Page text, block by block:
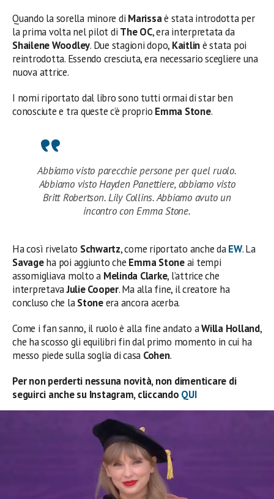
Quando la sorella minore di Marissaè stata introdotta per
la prima volta nel pilot di The OC, era interpretata da
Shailene Woodley. Due stagioni dopo, Kaitlinè stata poi
reintrodotta. Essendo cresciuta, era necessario scegliere una
nuova attrice.
I nomi riportato dal libro sono tutti ormai di star ben
conosciute e tra queste c’è proprio Emma Stone.
Abbiamo visto parecchie persone per quel ruolo.
Abbiamo visto Hayden Panettiere, abbiamo visto
Britt Robertson. Lily Collins. Abbiamo avuto un
incontro con Emma Stone.
Ha così rivelato Schwartz, come riportato anche daEW. La
Savageha poi aggiunto che Emma Stoneai tempi
assomigliava molto a Melinda Clarke, l’attrice che
interpretavaJulie Cooper. Ma alla fine, il creatore ha
concluso che laStoneera ancora acerba.
Come i fan sanno, il ruolo è alla fine andato aWilla Holland,
che ha scosso gli equilibri fin dal primo momento in cui ha
messo piede sulla soglia di casa Cohen.
Per non perderti nessuna novità, non dimenticare di
seguirci anche su Instagram, cliccando QUI